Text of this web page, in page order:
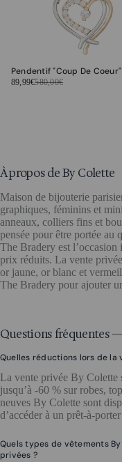
89,99€580,00€
À propos de By Colette
Maison de bijouterie
graphiques, féminins et
anneaux, colliers fins et
pensée pour être portée
The Bradery est l’occasion
prix réduits. La vente
or jaune, or blanc et
The Bradery pour ajouter
Questions fréquentes
Quelles réductions lors de la
La vente privée By Colette
jusqu’à -60 % sur robes,
neuves By Colette sont
d’accéder à un prêt-à-
Quels types de vêtements
privées ?